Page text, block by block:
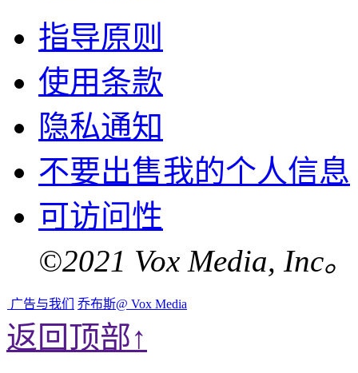
指导原则
使用条款
隐私通知
不要出售我的个人信息
可访问性
©2021 Vox Media, Inc
广告与我们 乔布斯@ Vox Media
返回顶部↑